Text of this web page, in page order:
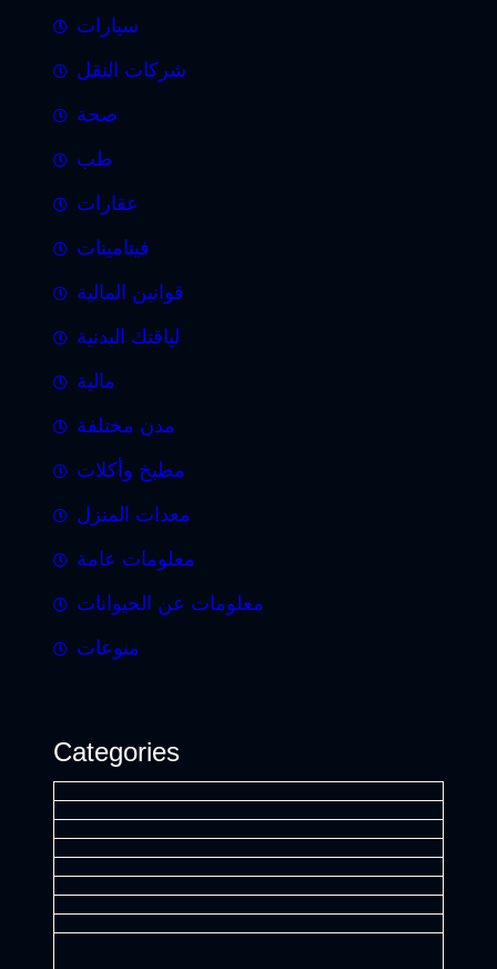
سيارات
شركات النقل
صحة
طب
عقارات
فيتامينات
قوانين المالية
لياقتك البدنية
مالية
مدن مختلفة
مطبخ وأكلات
معدات المنزل
معلومات عامة
معلومات عن الحيوانات
منوعات
Categories